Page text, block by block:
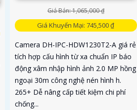
Giá Bán: 1,065,000 ₫
Giá Khuyến Mại: 745,500 ₫
Camera DH-IPC-HDW1230T2-A giá rẻ
tích hợp cấu hình từ xa chuẩn IP báo
động xâm nhập hình ảnh 2.0 MP hồng
ngoại 30m công nghệ nén hình h.
265+ Dễ nâng cấp tiết kiệm chi phí
chống...